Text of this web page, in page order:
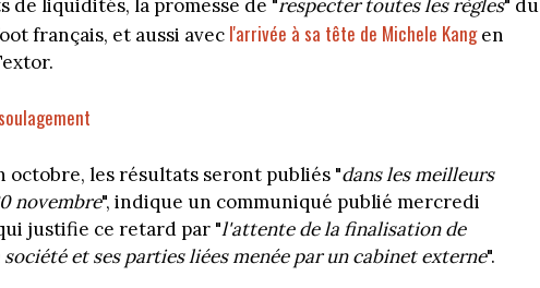
de liquidités, la promesse de "respecter toutes les règles" du
français, et aussi avec l'arrivée à sa tête de Michele Kangen
les résultats seront publiés "dans les meilleurs
novembre", indique un communiqué publié mercredi
justifie ce retard par "l'attente de la finalisation de
et ses parties liées menée par un cabinet externe".